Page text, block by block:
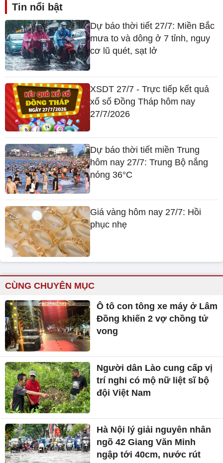
Tin nổi bật
Dự báo thời tiết 27/7: Miền Bắc
mưa to và dông ở 7 tỉnh, nguy
cơ lũ quét, sạt lở
XSDT 27/7 - Trực tiếp kết quả
xổ số Đồng Tháp hôm nay
27/7/2026
Dự báo thời tiết miền Trung
hôm nay 27/7: Trung Bộ nắng
nóng 36°C
Giá vàng hôm nay 27/7: Hồi
phục nhẹ
CÙNG CHUYÊN MỤC
Ô tô con tông xe máy ở Lâm
Đồng khiến 2 vợ chồng tử
vong
Người dân Lào cung cấp vị
trí nghi có mộ nữ liệt sĩ bộ
đội Việt Nam
Hà Nội lý giải nguyên nhân
ngõ 42 Giang Văn Minh
ngập tới 40cm, nước rút